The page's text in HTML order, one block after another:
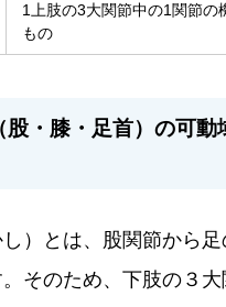
1上肢の3大関節中の1関節の
もの
股・膝・足首）の可動
）とは、股関節から
そのため、下肢の３